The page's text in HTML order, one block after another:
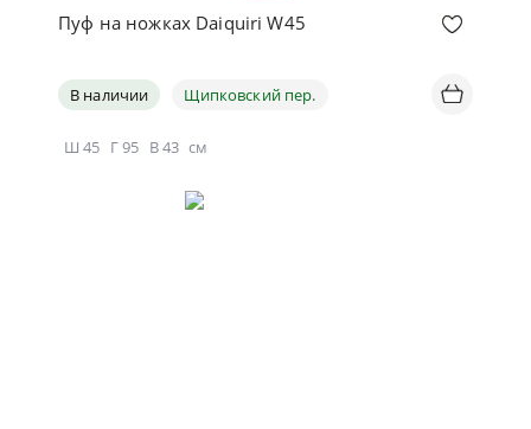
Пуф на ножках Daiquiri W45
В наличии Щипковский пер.
Ш 45 Г95 В43 см